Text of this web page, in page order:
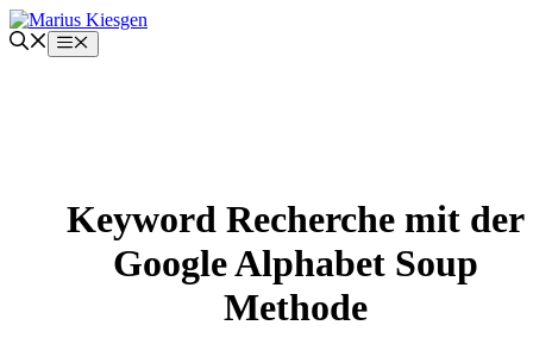
Zum
Inhalt
springen
Menü
Keyword Recherche mit der
Google Alphabet Soup
Methode